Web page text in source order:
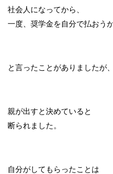
社会人になってから、
一度、奨学金を自分で払おう
と言ったことがありましたが、
親が出すと決めていると
断られました。
自分がしてもらったことは